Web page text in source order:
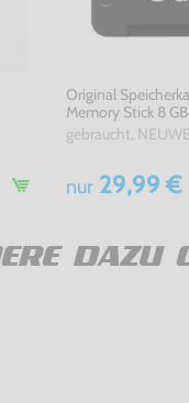
Original
Memory Stick 8 GB
gebraucht,
nur29,99 €
DAZU